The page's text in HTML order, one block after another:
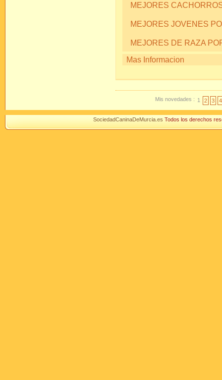
MEJORES
MEJORES JOVENES
MEJORES DE RAZA
Mas Informacion
Mis novedades : 1 2 3 4
SociedadCaninaDeMurcia.es Todos los derechos